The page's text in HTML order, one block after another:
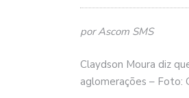
por Ascom SMS
Claydson Moura diz
aglomerações – Foto: